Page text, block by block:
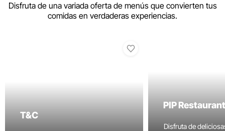
Disfruta de una variada oferta de menús que convierten tus
comidas en verdaderas experiencias.
T&C
PIP Restaurant
Disfruta de